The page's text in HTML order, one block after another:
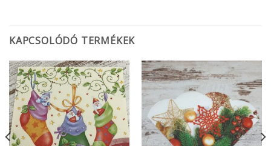
KAPCSOLÓDÓ TERMÉKEK